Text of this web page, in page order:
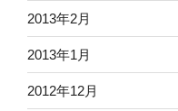
2013年2月
2013年1月
2012年12月